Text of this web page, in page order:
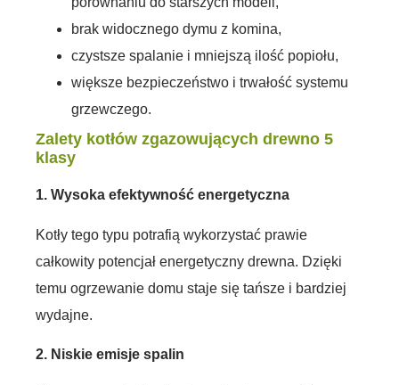
brak widocznego dymu z komina,
czystsze spalanie i mniejszą ilość popiołu,
większe bezpieczeństwo i trwałość systemu
grzewczego.
Zalety kotłów zgazowujących drewno 5
klasy
1. Wysoka efektywność energetyczna
Kotły tego typu potrafią wykorzystać prawie
całkowity potencjał energetyczny drewna. Dzięki
temu ogrzewanie domu staje się tańsze i bardziej
wydajne.
2. Niskie emisje spalin